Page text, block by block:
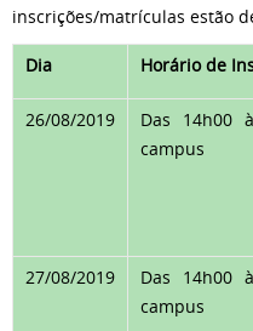
inscrições/matrículas estão
Dia Horário de
26/08/2019
Das 14h00
campus
27/08/2019
Das 14h00
campus